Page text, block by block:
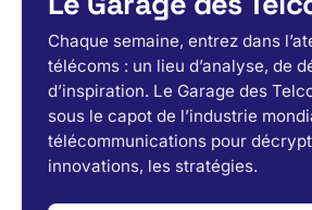
Chaque semaine, entrez dans
télécoms : un lieu d’analyse, de
d’inspiration. Le Garage des
sous le capot de l’industrie
télécommunications pour
innovations, les stratégies.